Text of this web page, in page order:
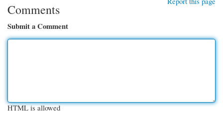
Comments
Submit a Comment
HTML is allowed